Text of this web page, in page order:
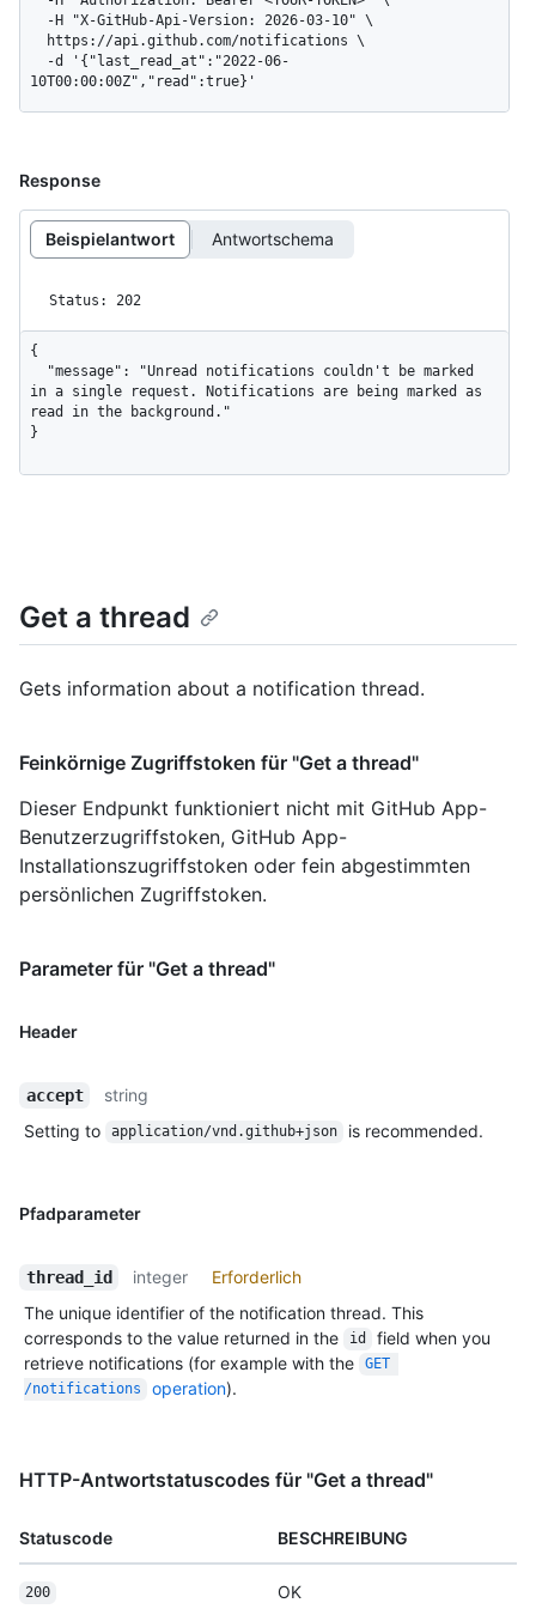
10T00:00:00Z","read":true}'
Response
Beispielantwort Antwortschema
Status: 202
{
in a single request. Notifications are being marked as
read in the background."
}
Get a thread
Gets information about a notification thread.
Feinkörnige Zugriffstoken für "Get a thread"
Dieser Endpunkt funktioniert nicht mit GitHub App-
Benutzerzugriffstoken, GitHub App-
Installationszugriffstoken oder fein abgestimmten
persönlichen Zugriffstoken.
Parameter für "Get a thread"
Header
accept
string
Setting to
application/vnd.github+json is recommended.
Pfadparameter
thread_id integer
Erforderlich
The unique identifier of the notification thread. This
corresponds to the value returned in the
id
field when you
retrieve notifications (for example with the
GET
/notifications
operation).
HTTP-Antwortstatuscodes für "Get a thread"
Statuscode BESCHREIBUNG
200 OK